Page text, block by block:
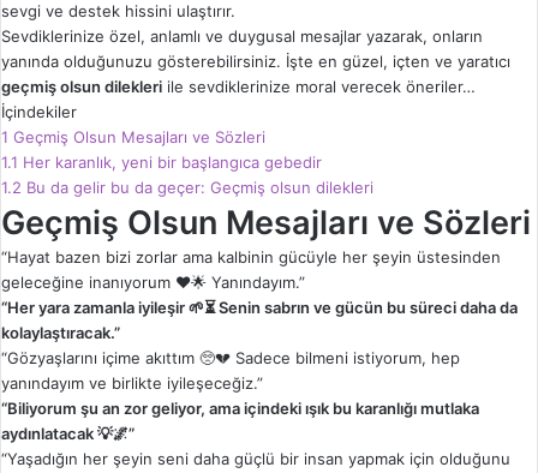
sevgi ve destek hissini ulaştırır.
Sevdiklerinize özel, anlamlı ve duygusal mesajlar yazarak, onların
yanında olduğunuzu gösterebilirsiniz. İşte en güzel, içten ve yaratıcı
geçmiş olsun dilekleri ile sevdiklerinize moral verecek öneriler…
İçindekiler
1 Geçmiş Olsun Mesajları ve Sözleri
1.1 Her karanlık, yeni bir başlangıca gebedir
1.2 Bu da gelir bu da geçer: Geçmiş olsun dilekleri
Geçmiş Olsun Mesajları ve Sözleri
“Hayat bazen bizi zorlar ama kalbinin gücüyle her şeyin üstesinden
geleceğine inanıyorum ❤️🌟 Yanındayım.”
“Her yara zamanla iyileşir 🌱⏳ Senin sabrın ve gücün bu süreci daha da
kolaylaştıracak.”
“Gözyaşlarını içime akıttım 🥺💔 Sadece bilmeni istiyorum, hep
yanındayım ve birlikte iyileşeceğiz.”
“Biliyorum şu an zor geliyor, ama içindeki ışık bu karanlığı mutlaka
aydınlatacak 💡🌌”
“Yaşadığın her şeyin seni daha güçlü bir insan yapmak için olduğunu